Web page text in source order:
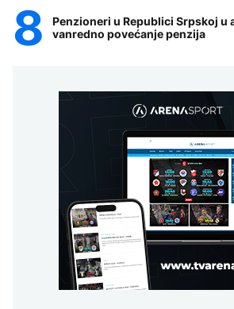
Penzioneri u Republici Srpskoj u
vanredno povećanje penzija